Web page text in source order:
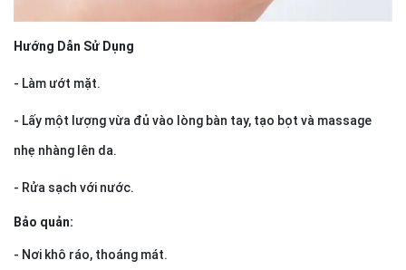
Hướng Dẫn Sử Dụng
- Làm ướt mặt.
- Lấy một lượng vừa đủ vào lòng bàn tay, tạo bọt và massage
nhẹ nhàng lên da.
- Rửa sạch với nước.
Bảo quản:
- Nơi khô ráo, thoáng mát.